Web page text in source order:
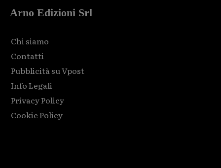
Arno Edizioni Srl
Chi siamo
Contatti
Pubblicità su Vpost
Info Legali
Privacy Policy
Cookie Policy